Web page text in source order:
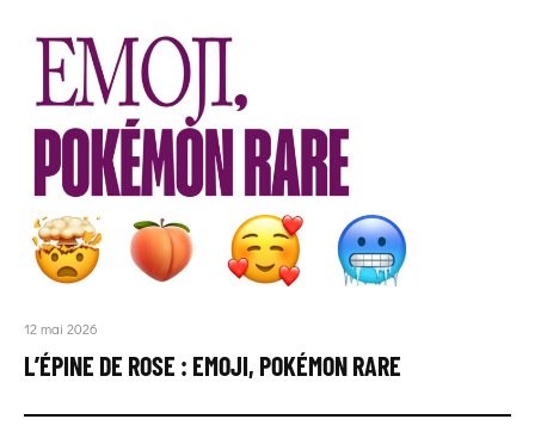
12 mai 2026
L’ÉPINE DE ROSE : EMOJI, POKÉMON RARE